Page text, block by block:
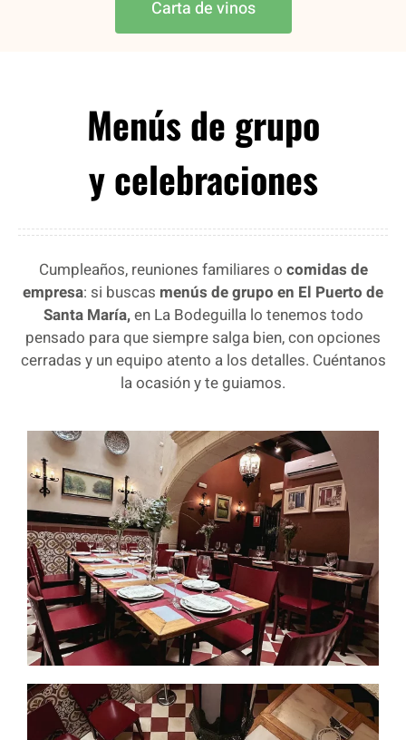
Carta de vinos
Menús de grupo
y celebraciones
Cumpleaños, reuniones familiares o comidas de
empresa: si buscas menús de grupo en El Puerto de
Santa María,en La Bodeguilla lo tenemos todo
pensado para que siempre salga bien, con opciones
cerradas y un equipo atento a los detalles. Cuéntanos
la ocasión y te guiamos.